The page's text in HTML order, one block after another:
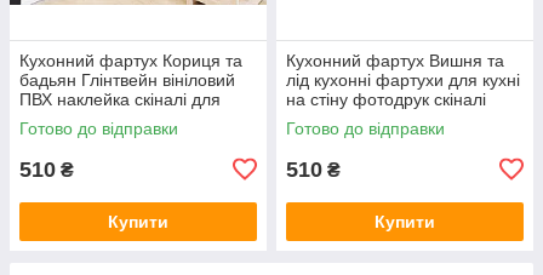
Кухонний фартух Кориця та
бадьян Глінтвейн вініловий
ПВХ наклейка скіналі для
кухні коричневий 600х2000
мм
Готово до відправки
510 ₴
Купити
Кухонний фартух Вишня та
лід кухонні фартухи для кухні
на стіну фотодрук скіналі
абстракція 600х2000 мм
Готово до відправки
510 ₴
Купити